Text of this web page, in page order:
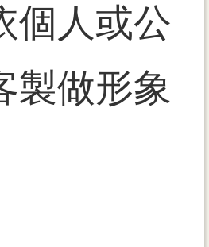
個人或公
製做形象